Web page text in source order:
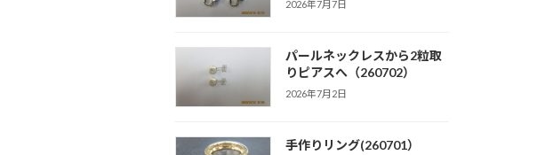
2026年7月7日
パールネックレスから2粒取
りピアスへ（260702）
2026年7月2日
手作りリング(260701）